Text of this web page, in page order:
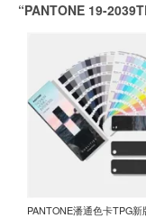
“PANTONE 19-
PANTONE潘通色卡TPG新